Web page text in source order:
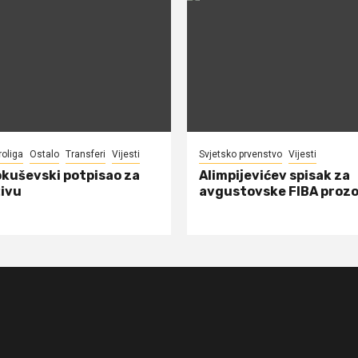
Ostalo Transferi Vijesti
potpisao za
Svjetsko prvenstvo Vijesti
Alimpijevićev spisak za
avgustovske FIBA